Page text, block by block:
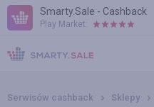
Smarty.Sale - Cashback
Play Market:
POMOC
WARUNKI
Serwisów cashback Sklepy